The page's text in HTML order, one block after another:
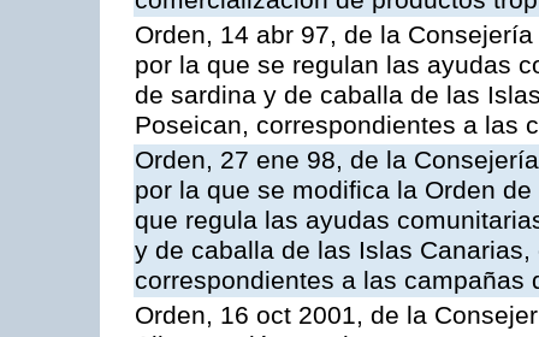
Orden, 14 abr 97, de la
por la que se regulan las ayudas
de sardina y de caballa de las
Poseican, correspondientes a las
Orden, 27 ene 98, de la
por la que se modifica la Orden
que regula las ayudas
y de caballa de las Islas
correspondientes a las campañas
Orden, 16 oct 2001, de la